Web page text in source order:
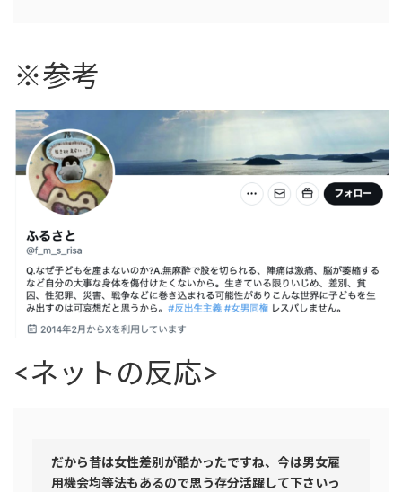
※参考
<ネットの反応>
だから昔は女性差別が酷かったですね、今は男女雇
用機会均等法もあるので思う存分活躍して下さいっ